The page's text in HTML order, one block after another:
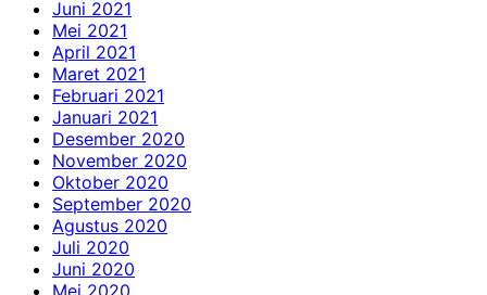
Juni 2021
Mei 2021
April 2021
Maret 2021
Februari 2021
Januari 2021
Desember 2020
November 2020
Oktober 2020
September 2020
Agustus 2020
Juli 2020
Juni 2020
Mei 2020